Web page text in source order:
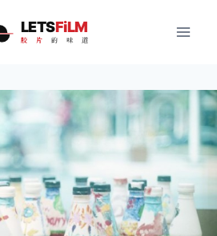
LETSFiLM
胶 片 的 味 道